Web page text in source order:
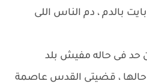
بالدم ، دم الناس اللى
فى حاله مفيش بلد
، قضيتى القدس عاصمة